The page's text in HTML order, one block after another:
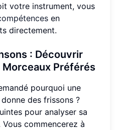
votre instrument, vous
en
directement.
: Découvrir
Morceaux Préférés
pourquoi une
des frissons ?
pour analyser sa
commencerez à